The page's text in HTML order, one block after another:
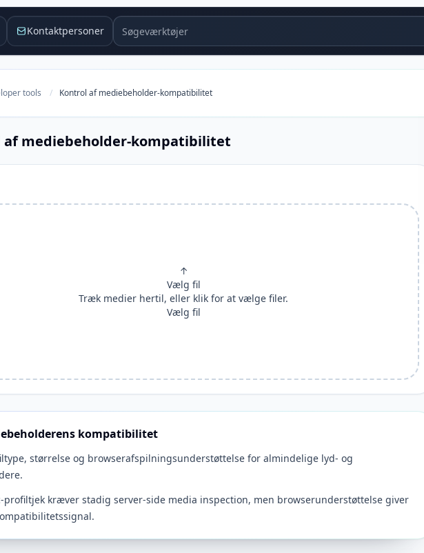
Kontaktpersoner Søgeværktøjer
tools / Kontrol af mediebeholder-kompatibilitet
af mediebeholder-kompatibilitet
↑
Vælg fil
Træk medier hertil, eller klik for at vælge filer.
Vælg fil
kompatibilitet
størrelse og browserafspilningsunderstøttelse for almindelige lyd- og
profiltjek kræver stadig server-side media inspection, men browserunderstøttelse giver